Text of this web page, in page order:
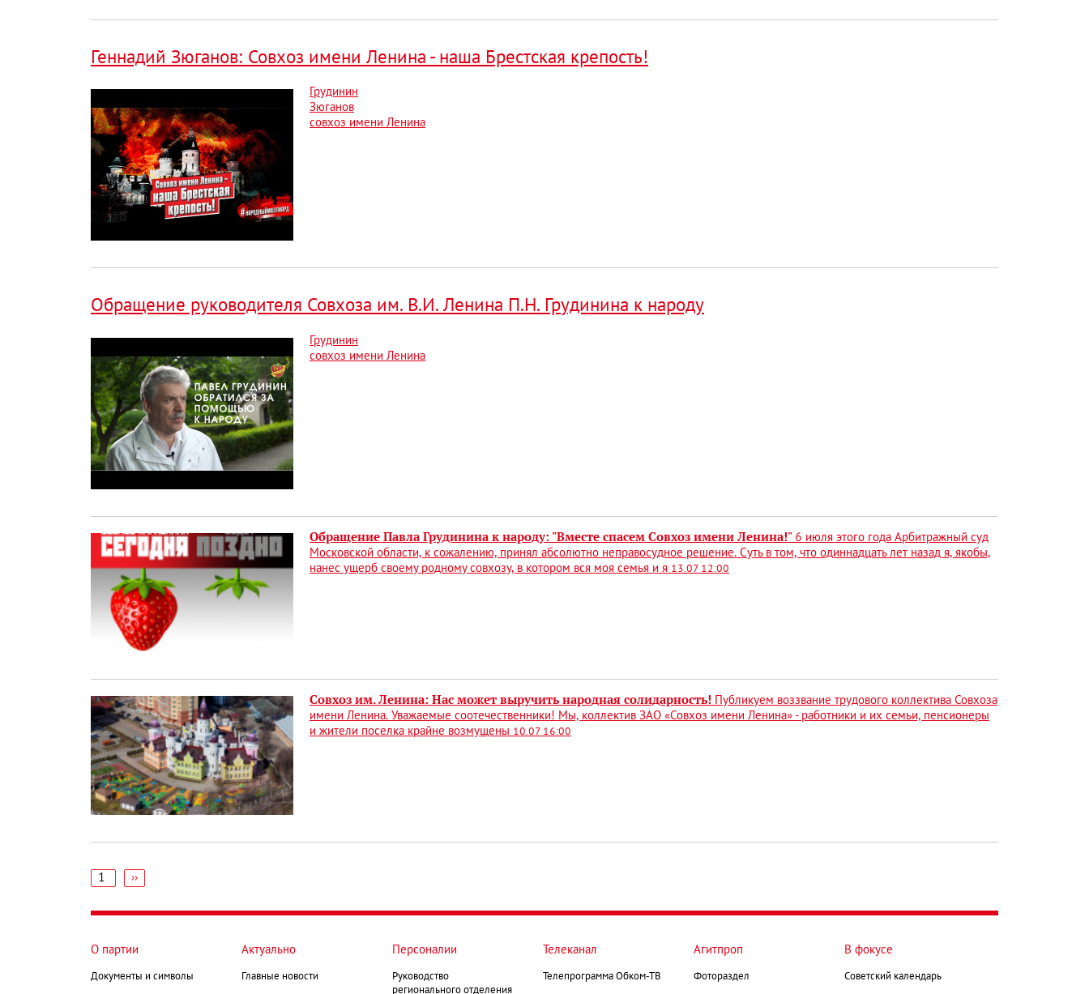
Геннадий Зюганов: Совхоз имени Ленина - наша Брестская крепость!
Грудинин
Зюганов
совхоз имени Ленина
Обращение руководителя Совхоза им. В.И. Ленина П.Н. Грудинина к народу
Грудинин
совхоз имени Ленина
Обращение Павла Грудинина к народу: "Вместе спасем Совхоз имени Ленина!" 6 июля этого года Арбитражный суд
Московской области, к сожалению, принял абсолютно неправосудное решение. Суть в том, что одиннадцать лет назад я, якобы,
нанес ущерб своему родному совхозу, в котором вся моя семья и я 13.07 12:00
Совхоз им. Ленина: Нас может выручить народная солидарность!
Публикуем воззвание трудового коллектива Совхоза
имени Ленина. Уважаемые соотечественники! Мы, коллектив ЗАО «Совхоз имени Ленина» - работники и их семьи, пенсионеры
и жители поселка крайне возмущены 10.07 16:00
страниц
1
Следующая
››
О партии
Документы и символы
Актуально
Главные новости
Персоналии
Руководство
регионального отделения
Телеканал
Телепрограмма Обком-ТВ
Агитпроп
Фотораздел
В фокусе
Советский календарь